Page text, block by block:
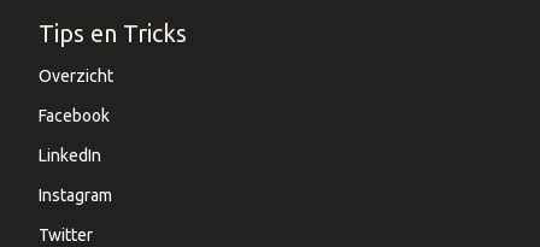
Tips en Tricks
Overzicht
Facebook
LinkedIn
Instagram
Twitter